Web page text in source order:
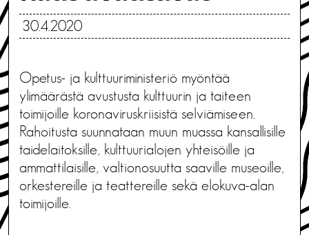
30.4.2020
Opetus- ja kulttuuriministeriö myöntää
ylimäärästä avustusta kulttuurin ja taiteen
toimijoille koronaviruskriisistä selviämiseen.
Rahoitusta suunnataan muun muassa kansallisille
taidelaitoksille, kulttuurialojen yhteisöille ja
ammattilaisille, valtionosuutta saaville museoille,
orkestereille ja teattereille sekä elokuva-alan
toimijoille.